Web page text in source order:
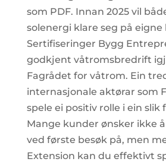
som PDF. Innan 2025 vil
solenergi klare seg på eigne
Sertifiseringer Bygg
godkjent våtromsbredrift
Fagrådet for våtrom. Ein
internasjonale aktørar som
spele ei positiv rolle i ein slik
Mange kunder ønsker ikke
ved første besøk på, men
Extension kan du effektivt